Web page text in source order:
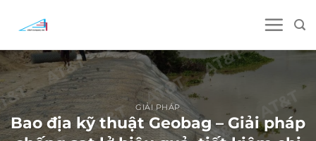
GIẢI PHÁP
Bao địa kỹ thuật Geobag – Giải pháp